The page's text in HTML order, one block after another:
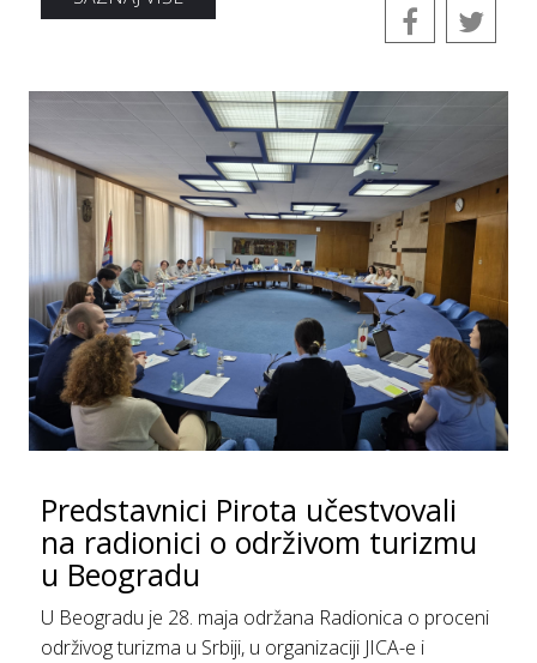
Predstavnici Pirota učestvovali
na radionici o održivom turizmu
u Beogradu
U Beogradu je 28. maja održana Radionica o proceni
održivog turizma u Srbiji, u organizaciji JICA-e i